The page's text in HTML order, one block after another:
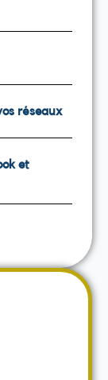
réseaux
et